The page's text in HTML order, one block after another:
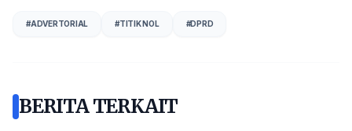
#ADVERTORIAL #TITIK NOL #DPRD
BERITA TERKAIT